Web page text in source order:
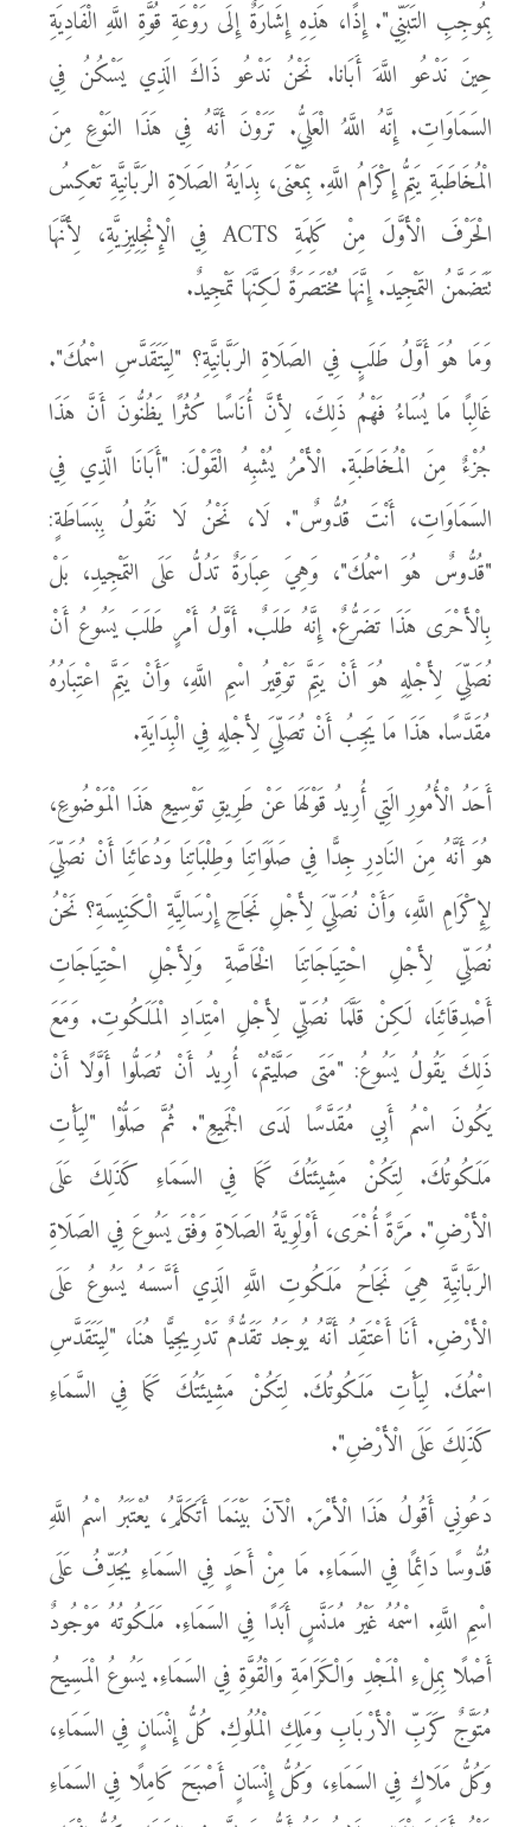
بِمُوجِبِ التَبَنِّي". إِذًا، هَذِهِ إِشَارَةٌ إِلَى رَوْعَةِ قُوَّةِ اللَّهِ الْفَادِيَةِ
حِينَ نَدْعُو اللَّهَ أَبَانا. نَحْنُ نَدْعُو ذَاكَ الَذِي يَسْكُنُ فِي
السَمَاوَاتِ. إِنَّهُ اللَّهُ الْعَلِيُّ. تَرَوْنَ أَنَّهُ فِي هَذَا النَوْعِ مِنَ
الْمُخَاطَبَةِ يَتِمُّ إِكْرَامُ اللَّهِ. بِمَعْنَى، بِدَايَةُ الصَلَاةِ الرَبَّانِيَّةِ تَعْكِسُ
الْحَرْفَ الْأَوَّلَ مِنْ كَلِمَةِ ACTS فِي الْإِنْجِلِيزِيَّةِ، لِأَنَّهَا
تَتَضَمَّنُ التَمْجِيدَ. إِنَّهَا مُخْتَصَرَةٌ لَكِنَّهَا تَمْجِيدٌ.
وَمَا هُوَ أَوَّلُ طَلَبٍ فِي الصَلَاةِ الرَبَّانِيَّةِ؟ "لِيَتَقَدَّسِ اسْمُكَ".
غَالِبًا مَا يُسَاءُ فَهْمُ ذَلِكَ، لِأَنَّ أُنَاسًا كُثُرًا يَظُنُّونَ أَنَّ هَذَا
جُزْءٌ مِنَ الْمُخَاطَبَةِ. الْأَمْرُ يُشْبِهُ الْقَوْلَ: "أَبَانَا الَّذِي فِي
السَمَاوَاتِ، أَنْتَ قُدُّوسٌ". لَا، نَحْنُ لَا نَقُولُ بِبَسَاطَةٍ:
"قُدُّوسٌ هُوَ اسْمُكَ"، وَهِيَ عِبَارَةٌ تَدُلُّ عَلَى التَمْجِيدِ، بَلْ
بِالْأَحْرَى هَذَا تَضَرُّعٌ. إِنَّهُ طَلَبٌ. أَوَّلُ أَمْرٍ طَلَبَ يَسُوعُ أَنْ
نُصَلِّيَ لِأَجْلِهِ هُوَ أَنْ يَتِمَّ تَوْقِيرُ اسْمِ اللَّهِ، وَأَنْ يَتِمَّ اعْتِبَارُهُ
مُقَدَّسًا. هَذَا مَا يَجِبُ أَنْ تُصَلِّيَ لِأَجْلِهِ فِي الْبِدَايَةِ.
أَحَدُ الْأُمُورِ الَتِي أُرِيدُ قَوْلَهَا عَنْ طَرِيقِ تَوْسِيعِ هَذَا الْمَوْضُوعِ،
هُوَ أَنَّهُ مِنَ النَادِرِ جِدًّا فِي صَلَوَاتِنَا وَطِلْبَاتِنَا وَدُعَائِنَا أَنْ نُصَلِّيَ
لِإِكْرَامِ اللَّهِ، وَأَنْ نُصَلِّيَ لِأَجْلِ نَجَاحِ إِرْسَالِيَّةِ الْكَنِيسَةِ؟ نَحْنُ
نُصَلِّي لِأَجْلِ احْتِيَاجَاتِنَا الْخَاصَّةِ وَلِأَجْلِ احْتِيَاجَاتِ
أَصْدِقَائِنَا، لَكِنْ قَلَّمَا نُصَلِّي لِأَجْلِ امْتِدَادِ الْمَلَكُوتِ. وَمَعَ
ذَلِكَ يَقُولُ يَسُوعُ: "مَتَى صَلَّيْتُمْ، أُرِيدُ أَنْ تُصَلُّوا أَوَّلًا أَنْ
يَكُونَ اسْمُ أَبِي مُقَدَّسًا لَدَى الْجَمِيعِ". ثُمَّ صَلُّوْا "لِيَأْتِ
مَلَكُوتُكَ. لِتَكُنْ مَشِيئَتُكَ كَمَا فِي السَمَاءِ كَذَلِكَ عَلَى
الْأَرْضِ". مَرَّةً أُخْرَى، أَوْلَوِيَّةُ الصَلَاةِ وَفْقَ يَسُوعَ فِي الصَلَاةِ
الرَبَّانِيَّةِ هِيَ نَجَاحُ مَلَكُوتِ اللَّهِ الَذِي أَسَّسَهُ يَسُوعُ عَلَى
الْأَرْضِ. أَنَا أَعْتَقِدُ أَنَّهُ يُوجَدُ تَقَدُّمٌ تَدْرِيجِيًّا هُنَا، "لِيَتَقَدَّسِ
اسْمُكَ. لِيَأْتِ مَلَكُوتُكَ. لِتَكُنْ مَشِيئَتُكَ كَمَا فِي السَّمَاءِ
كَذَلِكَ عَلَى الْأَرْضِ".
دَعُونِي أَقُولُ هَذَا الْأَمْرَ. الْآنَ بَيْنَمَا أَتَكَلَّمُ، يُعْتَبَرُ اسْمُ اللَّهِ
قُدُّوسًا دَائِمًا فِي السَمَاءِ. مَا مِنْ أَحَدٍ فِي السَمَاءِ يُجَدِّفُ عَلَى
اسْمِ اللَّهِ. اسْمُهُ غَيْرُ مُدَنَّسٍ أَبَدًا فِي السَمَاءِ. مَلَكُوتُهُ مَوْجُودٌ
أَصْلًا بِمِلْءِ الْمَجْدِ وَالْكَرَامَةِ وَالْقُوَّةِ فِي السَمَاءِ. يَسُوعُ الْمَسِيحُ
مُتَوَّجٌ كَرَبِّ الْأَرْبَابِ وَمَلِكِ الْمُلُوكِ. كُلُّ إِنْسَانٍ فِي السَمَاءِ،
وَكُلُّ مَلَاكٍ فِي السَمَاءِ، وَكُلُّ إِنْسَانٍ أَصْبَحَ كَامِلًا فِي السَمَاءِ